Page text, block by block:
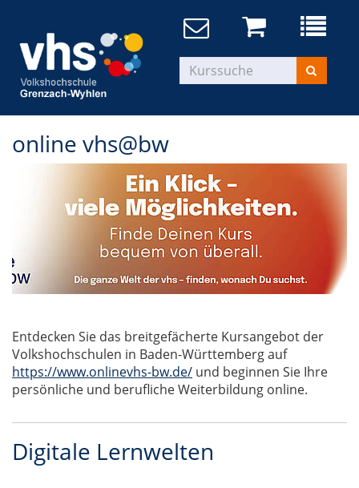
online vhs@bw
Entdecken Sie das breitgefächerte Kursangebot der
Volkshochschulen in Baden-Württemberg auf
https://www.onlinevhs-bw.de/ und beginnen Sie Ihre
persönliche und berufliche Weiterbildung online.
Digitale Lernwelten